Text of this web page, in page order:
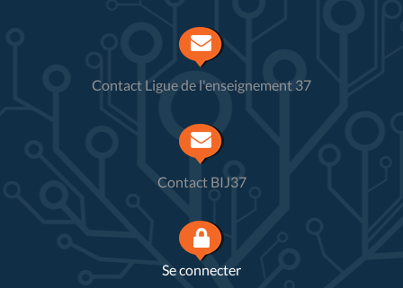
Contact Ligue de l'enseignement 37
Contact BIJ37
Se connecter